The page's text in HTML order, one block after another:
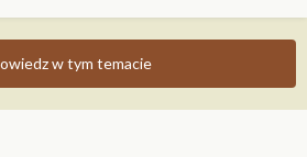
w tym temacie